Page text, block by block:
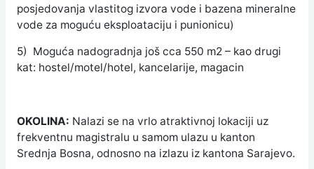
posjedovanja vlastitog izvora vode i bazena mineralne
vode za moguću eksploataciju i punionicu)
5) Moguća nadogradnja još cca 550 m2 – kao drugi
kat: hostel/motel/hotel, kancelarije, magacin
OKOLINA: Nalazi se na vrlo atraktivnoj lokaciji uz
frekventnu magistralu u samom ulazu u kanton
Srednja Bosna, odnosno na izlazu iz kantona Sarajevo.